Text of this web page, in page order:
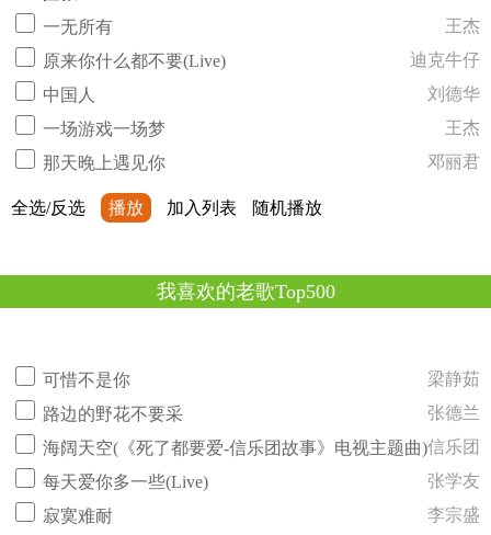
一无所有
王杰
原来你什么都不要(Live)
迪克牛仔
中国人
刘德华
一场游戏一场梦
王杰
那天晚上遇见你
邓丽君
全选/反选 播放 加入列表 随机播放
我喜欢的老歌Top500
可惜不是你
梁静茹
路边的野花不要采
张德兰
海阔天空(《死了都要爱-信乐团故事》电视主题曲)信乐团
每天爱你多一些(Live)
张学友
寂寞难耐
李宗盛